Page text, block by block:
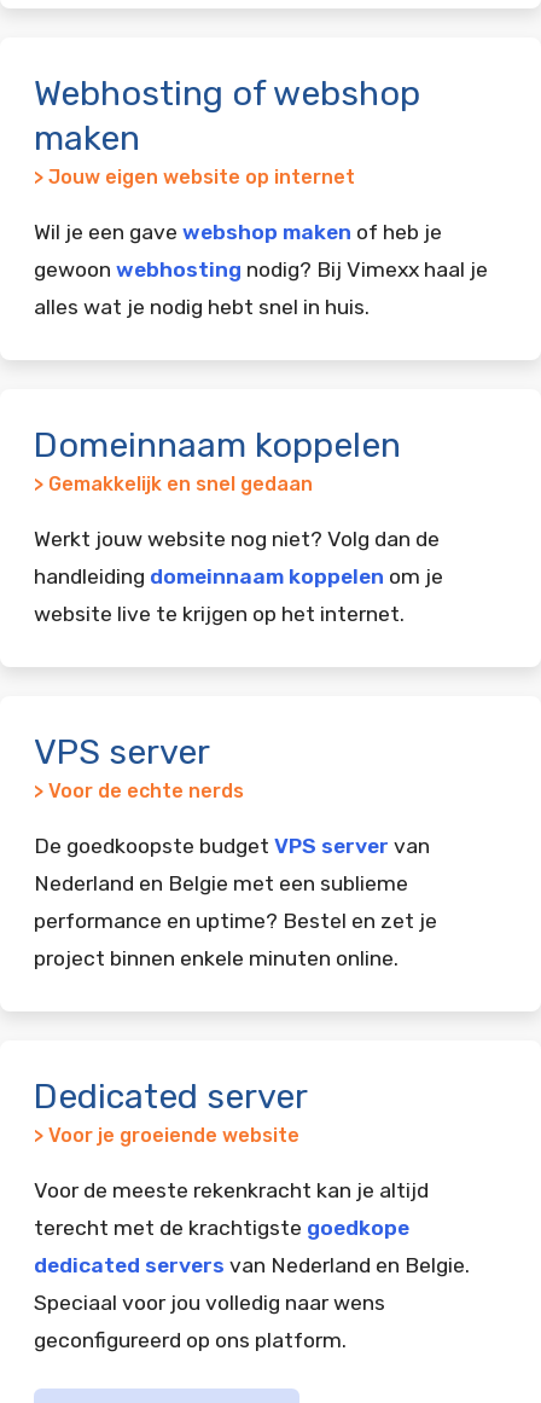
Webhosting of webshop
maken
> Jouw eigen website op internet
Wil je een gave webshop maken of heb je
gewoon webhosting nodig? Bij Vimexx haal je
alles wat je nodig hebt snel in huis.
Domeinnaam koppelen
> Gemakkelijk en snel gedaan
Werkt jouw website nog niet? Volg dan de
handleiding domeinnaam koppelen om je
website live te krijgen op het internet.
VPS server
> Voor de echte nerds
De goedkoopste budget VPS server van
Nederland en Belgie met een sublieme
performance en uptime? Bestel en zet je
project binnen enkele minuten online.
Dedicated server
> Voor je groeiende website
Voor de meeste rekenkracht kan je altijd
terecht met de krachtigste goedkope
dedicated servers van Nederland en Belgie.
Speciaal voor jou volledig naar wens
geconfigureerd op ons platform.